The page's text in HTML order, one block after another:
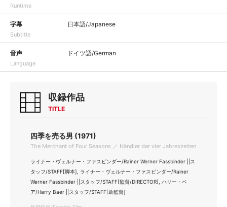
Runtime
字幕
Subtitle
日本語/Japanese
音声
Language
ドイツ語/German
収録作品
TITLE
四季を売る男 (1971)
The Merchant of Four Seasons ／ Händler der vier Jahreszeiten
ライナー・ヴェルナー・ファスビンダー/Rainer Werner Fassbinder ||ス
タッフ/STAFF[脚本], ライナー・ヴェルナー・ファスビンダー/Rainer
Werner Fassbinder ||スタッフ/STAFF[監督/DIRECTOR], ハリー・ベ
ア/Harry Baer ||スタッフ/STAFF[助監督]